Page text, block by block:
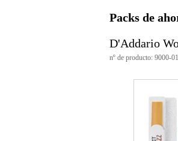
Número
Packs de
D'Addario
nº de producto: 9000-